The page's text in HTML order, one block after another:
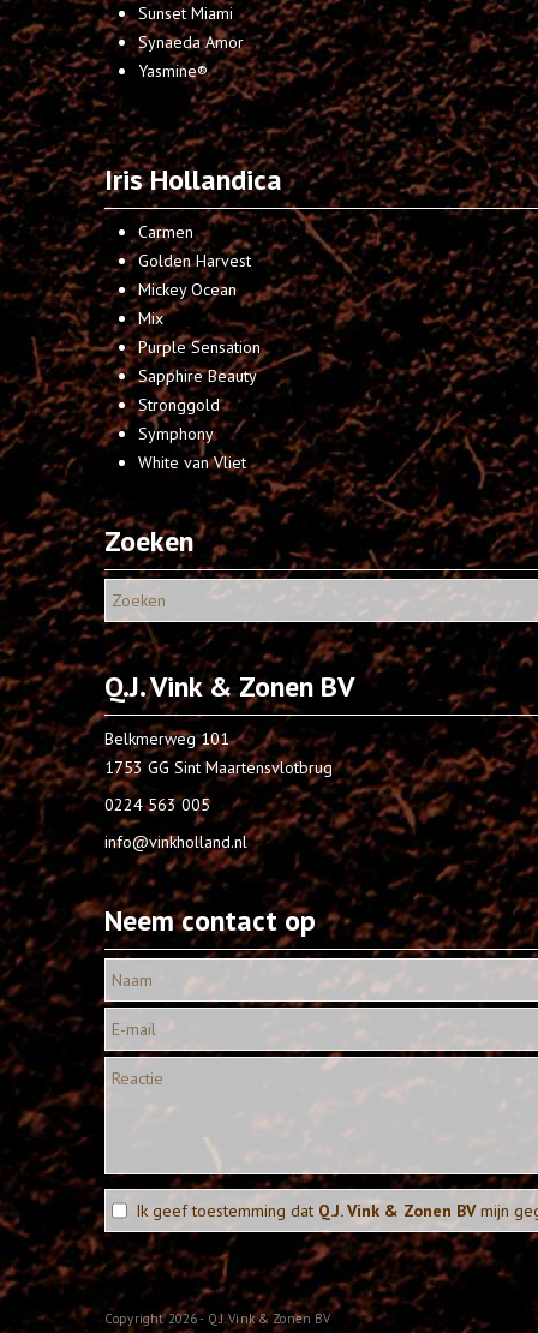
Sunset Miami
Synaeda Amor
Yasmine®
Iris Hollandica
Carmen
Golden Harvest
Mickey Ocean
Mix
Purple Sensation
Sapphire Beauty
Stronggold
Symphony
White van Vliet
Zoeken
Q.J. Vink & Zonen BV
Belkmerweg 101
1753 GG Sint Maartensvlotbrug
0224 563 005
info@vinkholland.nl
Neem contact op
Ik geef toestemming dat Q.J. Vink & Zonen BVmijn
Copyright 2026 - Q.J. Vink & Zonen BV